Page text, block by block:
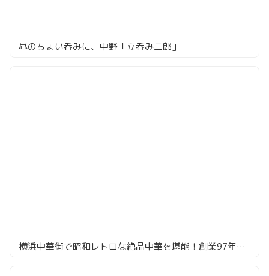
昼のちょい呑みに、中野「立呑み二郎」
横浜中華街で昭和レトロな絶品中華を堪能！創業97年の老舗「一楽」へ